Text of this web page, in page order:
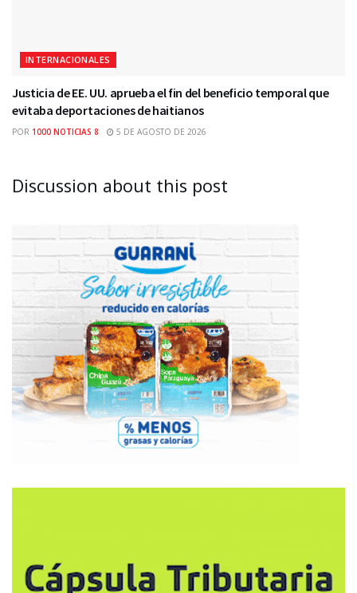
INTERNACIONALES
Justicia de EE. UU. aprueba el fin del beneficio temporal que
evitaba deportaciones de haitianos
POR 1000 NOTICIAS 8 5 DE AGOSTO DE 2026
Discussion about this post